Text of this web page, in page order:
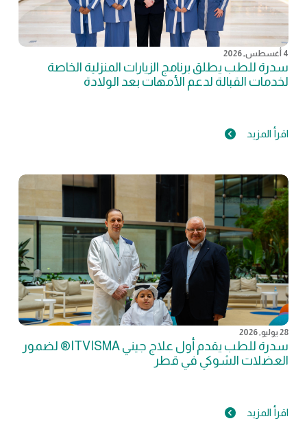
4 أغسطس, 2026
سدرة للطب يطلق برنامج الزيارات المنزلية الخاصة
لخدمات القبالة لدعم الأمهات بعد الولادة
اقرأ المزيد
28 يوليو, 2026
سدرة للطب يقدم أول علاج جيني ITVISMA® لضمور
العضلات الشوكي في قطر
اقرأ المزيد